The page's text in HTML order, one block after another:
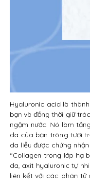
Hyaluronic acid là
bạn và đồng thời giữ
ngậm nước. Nó làm
da của bạn trông tươi
da liễu được chứng
“Collagen trong lớp hạ
da, axit hyaluronic tự
liên kết với các phân